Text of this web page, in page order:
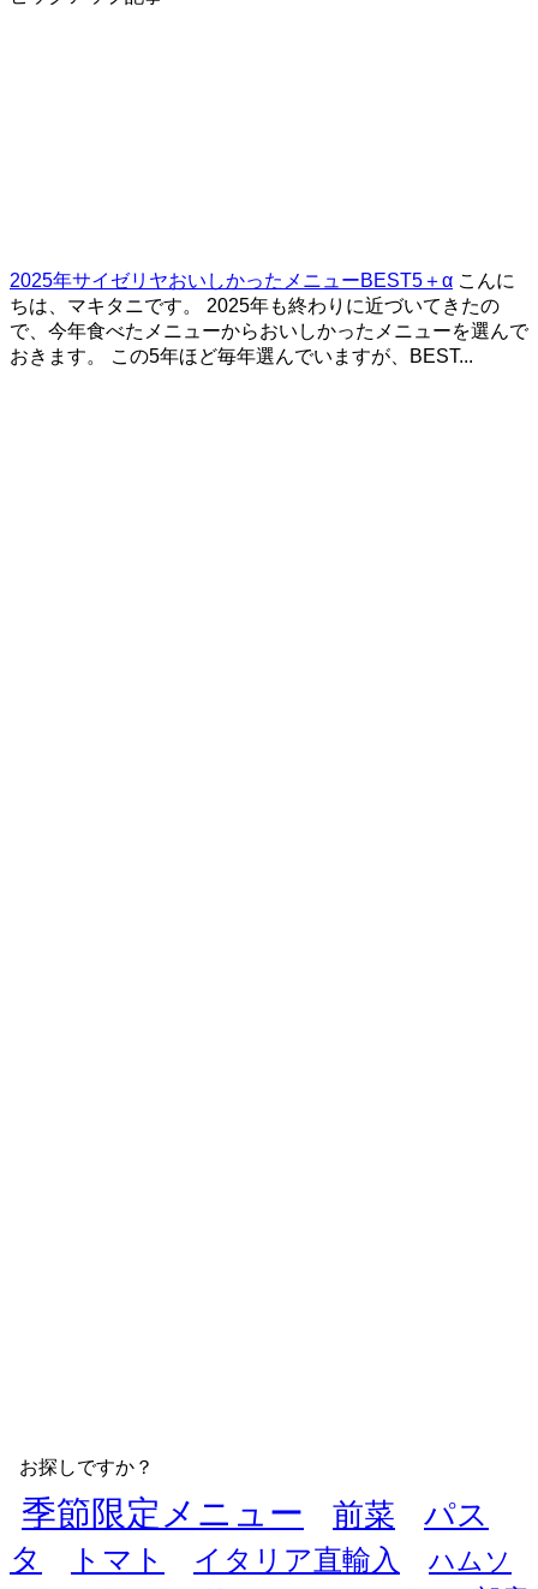
2025年サイゼリヤおいしかったメニューBEST5＋α こんに
ちは、マキタニです。 2025年も終わりに近づいてきたの
で、今年食べたメニューからおいしかったメニューを選んで
おきます。 この5年ほど毎年選んでいますが、BEST...
お探しですか？
季節限定メニュー 前菜
パス
タ
トマト イタリア直輸入
ハムソ